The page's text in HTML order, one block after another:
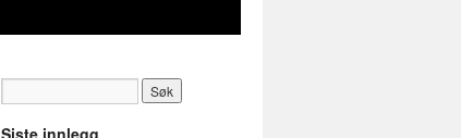
Siste innlegg